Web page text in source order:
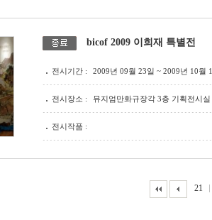
bicof 2009 이희재 특별전
전시기간 : 2009년 09월 23일 ~ 2009년 10월
전시장소 : 뮤지엄만화규장각 3층 기획전시실
전시작품 :
21